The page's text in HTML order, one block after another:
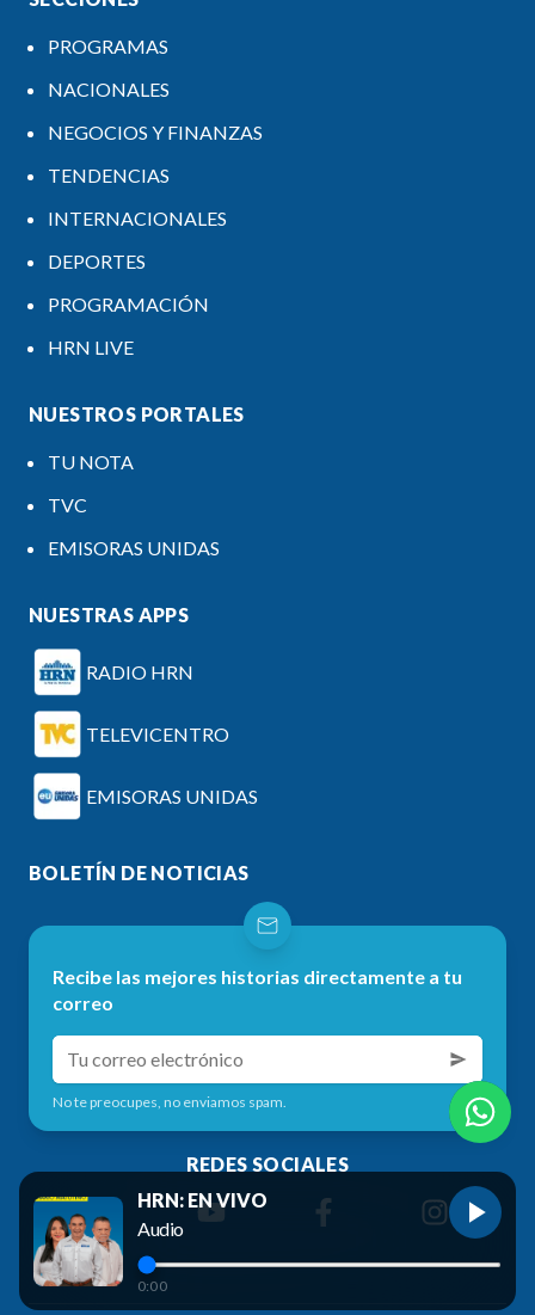
PROGRAMAS
NACIONALES
NEGOCIOS Y FINANZAS
TENDENCIAS
INTERNACIONALES
DEPORTES
PROGRAMACIÓN
HRN LIVE
NUESTROS PORTALES
TU NOTA
TVC
EMISORAS UNIDAS
NUESTRAS APPS
RADIO HRN
TELEVICENTRO
EMISORAS UNIDAS
BOLETÍN DE NOTICIAS
Recibe las mejores historias directamente a tu
correo
No te preocupes, no enviamos spam.
REDES SOCIALES
HRN: EN VIVO
Audio
0:00